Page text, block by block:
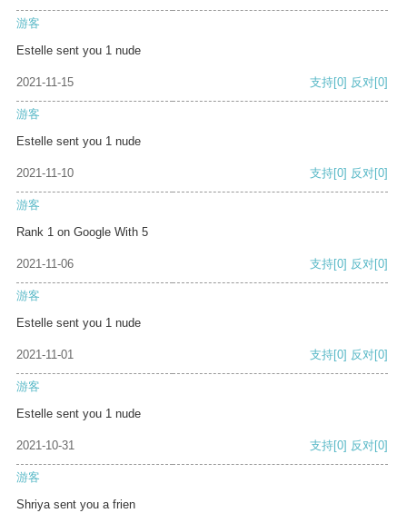
游客
Estelle sent you 1 nude
2021-11-15 支持[0] 反对[0]
游客
Estelle sent you 1 nude
2021-11-10 支持[0] 反对[0]
游客
Rank 1 on Google With 5
2021-11-06 支持[0] 反对[0]
游客
Estelle sent you 1 nude
2021-11-01 支持[0] 反对[0]
游客
Estelle sent you 1 nude
2021-10-31 支持[0] 反对[0]
游客
Shriya sent you a frien